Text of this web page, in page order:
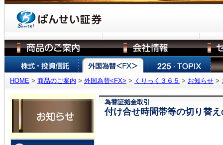
HOME > 商品のご案内 > 外国為替<FX> > くりっく３６５ > お知らせ >
為替証拠金取引
付け合せ時間帯等の切り替